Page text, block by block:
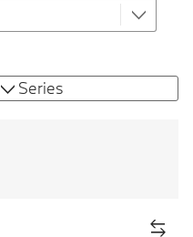
Series